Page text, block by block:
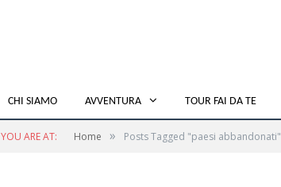
CHI SIAMO AVVENTURA TOUR FAI DA TE
YOU ARE AT: Home » Posts Tagged "paesi abbandonati"